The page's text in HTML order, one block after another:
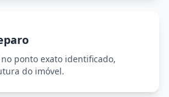
ponto exato identificado,
do imóvel.